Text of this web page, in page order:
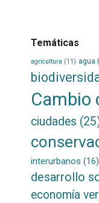
Temáticas
agricultura (11) agua
Cambio
ciudades
interurbanos (16)
desarrollo
economía